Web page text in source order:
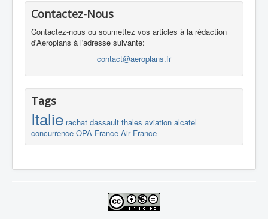
Contactez-Nous
Contactez-nous ou soumettez vos articles à la rédaction
d'Aeroplans à l'adresse suivante:
contact@aeroplans.fr
Tags
Italie rachat dassault thales aviation alcatel
concurrence OPA France Air France